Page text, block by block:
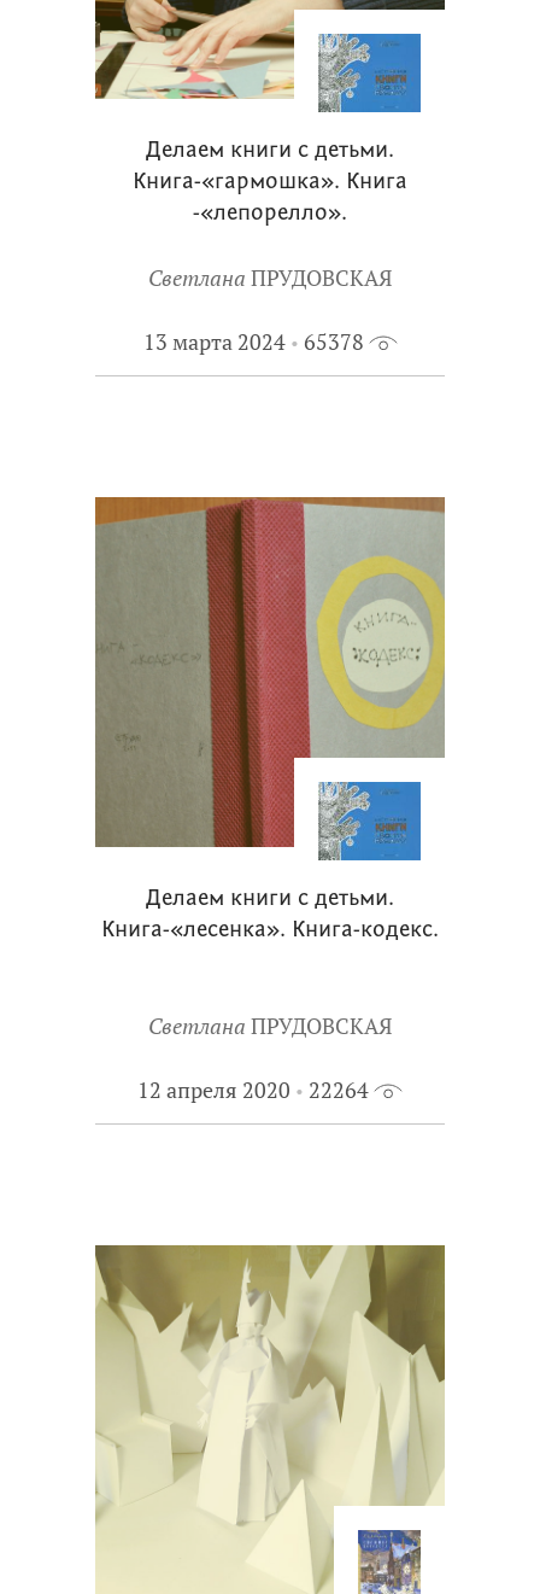
Делаем книги с детьми.
Книга-«гармошка». Книга
-«лепорелло».
Светлана ПРУДОВСКАЯ
13 марта 2024 65378
Делаем книги с детьми.
Книга-«лесенка». Книга-кодекс.
Светлана ПРУДОВСКАЯ
12 апреля 2020 22264